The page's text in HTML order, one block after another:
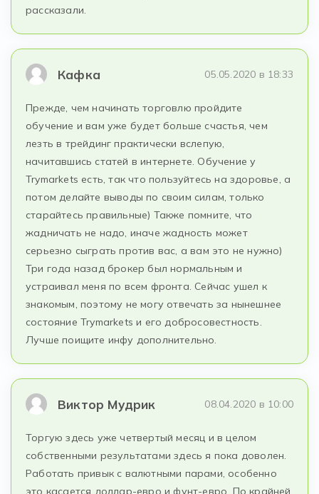
рассказали.
Кафка 05.05.2020 в 18:33
Прежде, чем начинать торговлю пройдите
обучение и вам уже будет больше счастья, чем
лезть в трейдинг практически вслепую,
начитавшись статей в интернете. Обучение у
Trymarkets есть, так что пользуйтесь на здоровье, а
потом делайте выводы по своим силам, только
старайтесь правильные) Также помните, что
жадничать не надо, иначе жадность может
серьезно сыграть против вас, а вам это не нужно)
Три года назад брокер был нормальным и
устраивал меня по всем фронта. Сейчас ушел к
знакомым, поэтому не могу отвечать за нынешнее
состояние Trymarkets и его добросовестность.
Лучше поищите инфу дополнительно.
Виктор Мудрик 08.04.2020 в 10:00
Торгую здесь уже четвертый месяц и в целом
собственными результатами здесь я пока доволен.
Работать привык с валютными парами, особенно